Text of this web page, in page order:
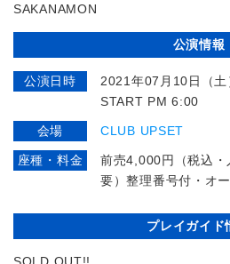
SAKANAMON
公演情報
公演日時
2021年07月10日（
START PM 6:00
会場 CLUB UPSET
座種・料金
前売4,000円（税込
要）整理番号付・オ
プレイガイド
SOLD OUT!!